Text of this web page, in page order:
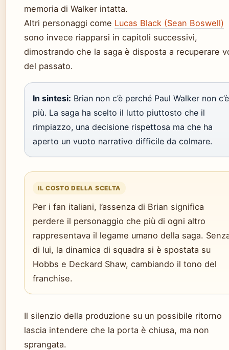
memoria di Walker intatta.
Altri personaggi come Lucas Black (Sean Boswell)
sono invece riapparsi in capitoli successivi,
dimostrando che la saga è disposta a recuperare
del passato.
In sintesi: Brian non c’è perché Paul Walker non c’è
più. La saga ha scelto il lutto piuttosto che il
rimpiazzo, una decisione rispettosa ma che ha
aperto un vuoto narrativo difficile da colmare.
IL COSTO DELLA SCELTA
Per i fan italiani, l’assenza di Brian significa
perdere il personaggio che più di ogni altro
rappresentava il legame umano della saga.
di lui, la dinamica di squadra si è spostata su
Hobbs e Deckard Shaw, cambiando il tono del
franchise.
Il silenzio della produzione su un possibile ritorno
lascia intendere che la porta è chiusa, ma non
sprangata.